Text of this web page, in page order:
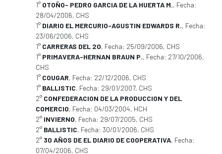
1° OTOÑO- PEDRO GARCIA DE LA HUERTA M., Fecha:
28/04/2006, CHS
1° DIARIO EL MERCURIO-AGUSTIN EDWARDS R., Fecha:
23/06/2006, CHS
1° CARRERAS DEL 20, Fecha: 25/09/2006, CHS
1° PRIMAVERA-HERNAN BRAUN P., Fecha: 27/10/2006,
CHS
1° COUGAR, Fecha: 22/12/2006, CHS
1° BALLISTIC, Fecha: 29/01/2007, CHS
2° CONFEDERACION DE LA PRODUCCION Y DEL
COMERCIO, Fecha: 04/03/2004, HCH
2° INVIERNO, Fecha: 29/07/2005, CHS
2° BALLISTIC, Fecha: 30/01/2006, CHS
2° 30 AÑOS DE EL DIARIO DE COOPERATIVA, Fecha:
07/04/2006, CHS